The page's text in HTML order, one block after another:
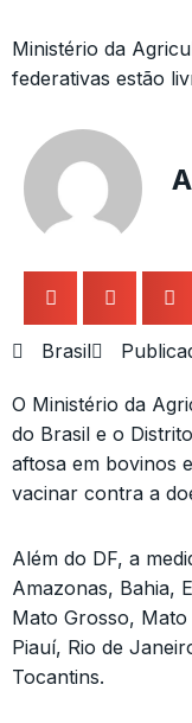
Ministério da
federativas estão
Brasil
O Ministério da
do Brasil e o
aftosa em bovinos
vacinar contra a
Além do DF, a
Amazonas, Bahia,
Mato Grosso,
Piauí, Rio de
Tocantins.